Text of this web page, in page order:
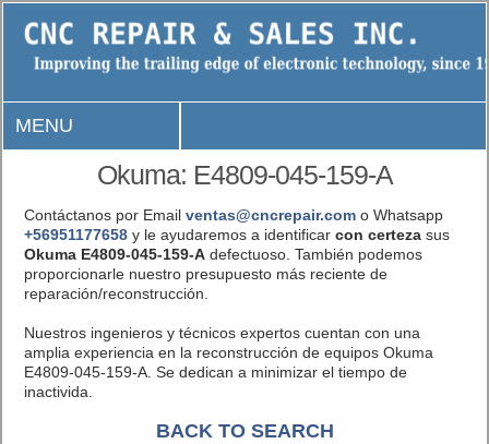
MENU
Okuma: E4809-045-159-A
Contáctanos por Email ventas@cncrepair.como Whatsapp
+56951177658y le ayudaremos a identificar con certezasus
Okuma E4809-045-159-Adefectuoso. También podemos
proporcionarle nuestro presupuesto más reciente de
reparación/reconstrucción.
Nuestros ingenieros y técnicos expertos cuentan con una
amplia experiencia en la reconstrucción de equipos Okuma
E4809-045-159-A. Se dedican a minimizar el tiempo de
inactivida.
BACK TO SEARCH